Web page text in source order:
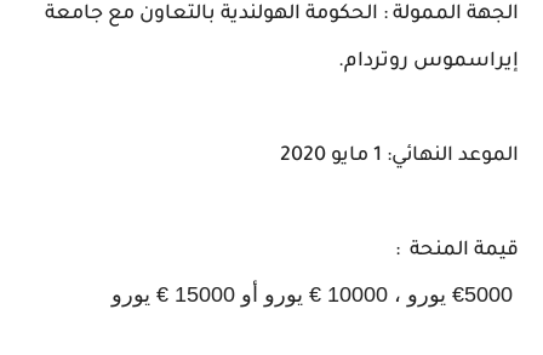
الجهة الممولة : الحكومة الهولندية بالتعاون مع جامعة
إيراسموس روتردام.
الموعد النهائي: 1 مايو 2020
قيمة المنحة :
€5000 يورو ، 10000 € يورو أو 15000 € يورو